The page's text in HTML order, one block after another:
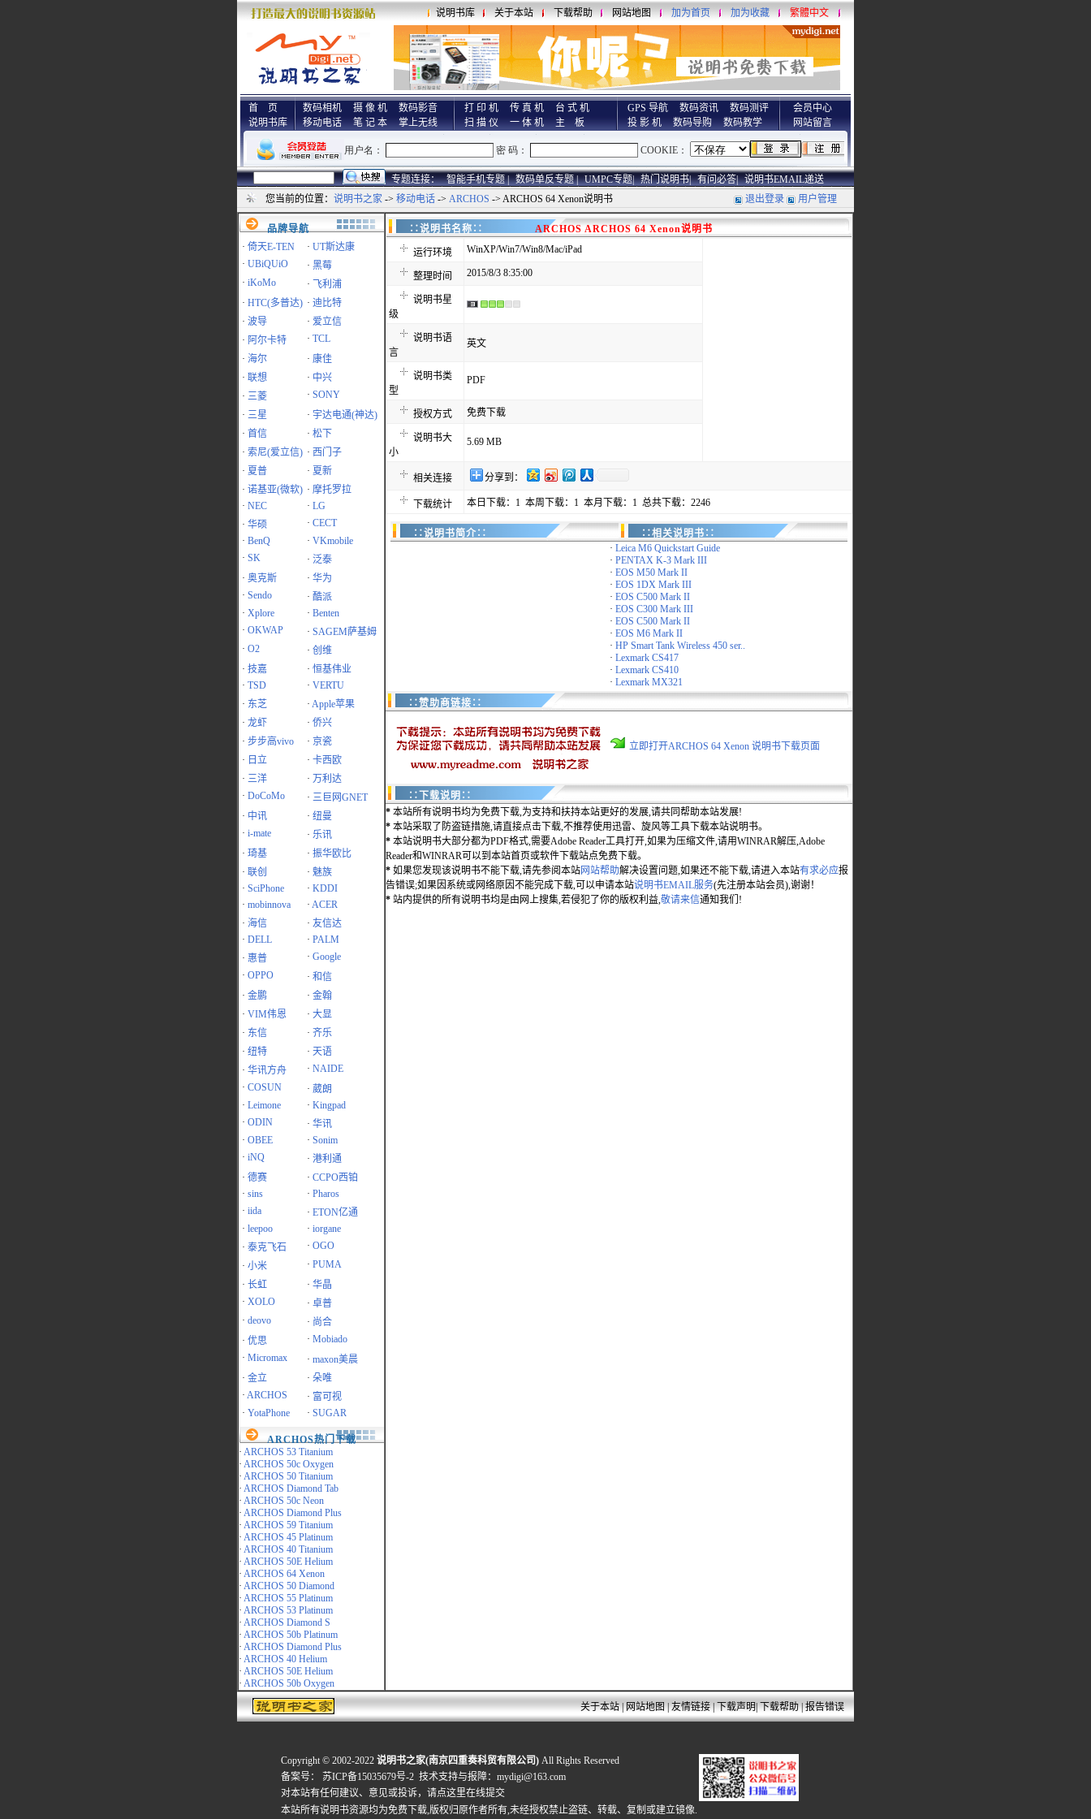
说明书库 关于本站 下载帮助 网站地图 加为首页 加为收藏 繁體中文
首 页
说明书库
数码相机 摄 像 机
数码影音
移动电话
笔 记 本 掌上无线
打 印 机 传 真 机
台 式 机
扫 描 仪
一 体 机 主 板
GPS 导航 数码资讯
数码测评
投 影 机
数码导购 数码教学
会员中心
网站留言
专题连接： 智能手机专题 | 数码单反专题 | UMPC专题| 热门说明书| 有问必答| 说明书EMAIL递送
您当前的位置： 说明书之家 -> 移动电话 -> ARCHOS -> ARCHOS 64 Xenon说明书 退出登录 用户管理
品牌导航
· 倚天E-TEN · UT斯达康
· UBiQUiO · 黑莓
· iKoMo ·
飞利浦
· HTC(多普达) · 迪比特
· 波导 · 爱立信
· 阿尔卡特 · TCL
· 海尔 · 康佳
· 联想 · 中兴
· 三菱 · SONY
· 三星 · 宇达电通(神达)
· 首信 · 松下
· 索尼(爱立信) · 西门子
· 夏普 · 夏新
· 诺基亚(微软) · 摩托罗拉
· NEC · LG
· 华硕 · CECT
· BenQ · VKmobile
· SK · 泛泰
· 奥克斯 · 华为
· Sendo · 酷派
· Xplore · Benten
· OKWAP · SAGEM萨基姆
· O2 · 创维
· 技嘉 · 恒基伟业
· TSD · VERTU
· 东芝 · Apple苹果
· 龙虾 · 侨兴
· 步步高vivo · 京瓷
· 日立 · 卡西欧
· 三洋 · 万利达
· DoCoMo · 三巨网GNET
· 中讯 · 纽曼
· i-mate · 乐讯
· 琦基 · 振华欧比
· 联创 · 魅族
· SciPhone · KDDI
· mobinnova · ACER
· 海信 · 友信达
· DELL · PALM
· 惠普 · Google
· OPPO · 和信
· 金鹏 · 金翰
· VIM伟恩 · 大显
· 东信 · 齐乐
· 纽特 · 天语
· 华讯方舟 · NAIDE
· COSUN · 葳朗
· Leimone · Kingpad
· ODIN · 华讯
· OBEE · Sonim
· iNQ · 港利通
· 德赛 · CCPO西铂
· sins · Pharos
· iida · ETON亿通
· leepoo · iorgane
· 泰克飞石 · OGO
· 小米 · PUMA
· 长虹 · 华晶
· XOLO · 卓普
· deovo · 尚合
· 优思 · Mobiado
· Micromax · maxon美晨
· 金立 · 朵唯
· ARCHOS · 富可视
· YotaPhone · SUGAR
ARCHOS热门下载
· ARCHOS 53 Titanium
· ARCHOS 50c Oxygen
· ARCHOS 50 Titanium
· ARCHOS Diamond Tab
· ARCHOS 50c Neon
· ARCHOS Diamond Plus
· ARCHOS 59 Titanium
· ARCHOS 45 Platinum
· ARCHOS 40 Titanium
· ARCHOS 50E Helium
· ARCHOS 64 Xenon
· ARCHOS 50 Diamond
· ARCHOS 55 Platinum
· ARCHOS 53 Platinum
· ARCHOS Diamond S
· ARCHOS 50b Platinum
· ARCHOS Diamond Plus
· ARCHOS 40 Helium
· ARCHOS 50E Helium
· ARCHOS 50b Oxygen
∷说明书名称∷ ARCHOS ARCHOS 64 Xenon说明书
运行环境 WinXP/Win7/Win8/Mac/iPad
整理时间 2015/8/3 8:35:00
说明书星
级
说明书语
言
英文
说明书类
型
PDF
授权方式 免费下载
说明书大
小
5.69 MB
相关连接 分享到：
下载统计 本日下载：1 本周下载：1 本月下载：1 总共下载：2246
∷说明书简介∷
∷相关说明书∷
· Leica M6 Quickstart Guide
· PENTAX K-3 Mark III
· EOS M50 Mark II
· EOS 1DX Mark III
· EOS C500 Mark II
· EOS C300 Mark III
· EOS C500 Mark II
· EOS M6 Mark II
· HP Smart Tank Wireless 450 ser..
· Lexmark CS417
· Lexmark CS410
· Lexmark MX321
∷赞助商链接∷
立即打开ARCHOS 64 Xenon 说明书下载页面
∷下载说明∷
* 本站所有说明书均为免费下载,为支持和扶持本站更好的发展,请共同帮助本站发展!
* 本站采取了防盗链措施,请直接点击下载,不推荐使用迅雷、旋风等工具下载本站说明书。
* 本站说明书大部分都为PDF格式,需要Adobe Reader工具打开,如果为压缩文件,请用WINRAR解压,Adobe
Reader和WINRAR可以到本站首页或软件下载站点免费下载。
* 如果您发现该说明书不能下载,请先参阅本站网站帮助解决设置问题,如果还不能下载,请进入本站有求必应报
告错误;如果因系统或网络原因不能完成下载,可以申请本站说明书EMAIL服务(先注册本站会员),谢谢！
* 站内提供的所有说明书均是由网上搜集,若侵犯了你的版权利益,敬请来信通知我们!
关于本站|网站地图|友情链接|下载声明|下载帮助|报告错误
Copyright © 2002-2022 说明书之家(南京四重奏科贸有限公司) All Rights Reserved
备案号：
苏ICP备15035679号-2 技术支持与报障：mydigi@163.com
对本站有任何建议、意见或投诉， 请点这里在线提交
本站所有说明书资源均为免费下载,版权归原作者所有,未经授权禁止盗链、转载、复制或建立镜像.